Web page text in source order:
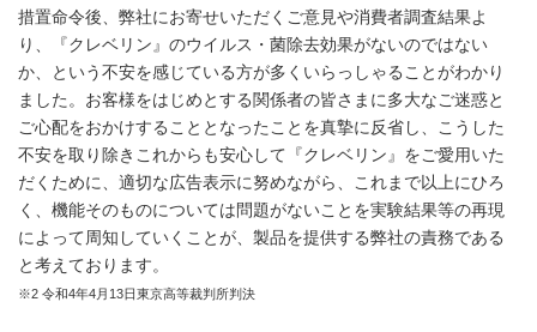
措置命令後、弊社にお寄せいただくご意見や消費者調査結果よ
り、『クレベリン』のウイルス・菌除去効果がないのではない
か、という不安を感じている方が多くいらっしゃることがわかり
ました。お客様をはじめとする関係者の皆さまに多大なご迷惑と
ご心配をおかけすることとなったことを真摯に反省し、こうした
不安を取り除きこれからも安心して『クレベリン』をご愛用いた
だくために、適切な広告表示に努めながら、これまで以上にひろ
く、機能そのものについては問題がないことを実験結果等の再現
によって周知していくことが、製品を提供する弊社の責務である
と考えております。
※2 令和4年4月13日東京高等裁判所判決